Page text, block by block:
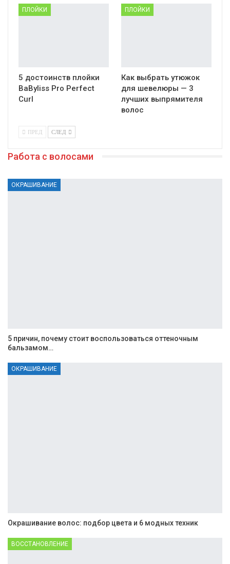
ПЛОЙКИ
5 достоинств плойки
BaByliss Pro Perfect
Curl
ПЛОЙКИ
Как выбрать утюжок
для шевелюры — 3
лучших выпрямителя
волос
ПРЕД СЛЕД
Работа с волосами
ОКРАШИВАНИЕ
5 причин, почему стоит воспользоваться оттеночным
бальзамом…
ОКРАШИВАНИЕ
Окрашивание волос: подбор цвета и 6 модных техник
ВОССТАНОВЛЕНИЕ